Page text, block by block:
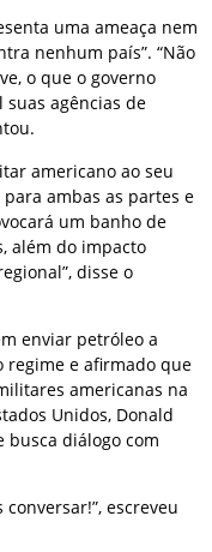
uma ameaça nem
nenhum país”. “Não
o que o governo
suas agências de
americano ao seu
ambas as partes e
um banho de
além do impacto
disse o
enviar petróleo a
regime e afirmado que
americanas na
Unidos, Donald
busca diálogo com
escreveu